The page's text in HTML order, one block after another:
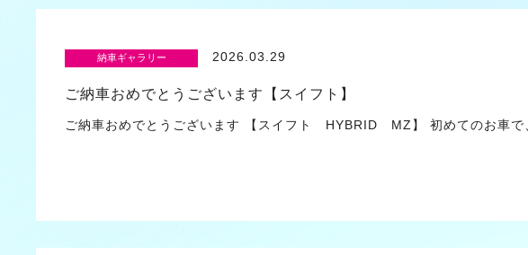
納車ギャラリー 2026.03.29
ご納車おめでとうございます【スイフト】
ご納車おめでとうございます 【スイフト HYBRID MZ】 初めてのお車で